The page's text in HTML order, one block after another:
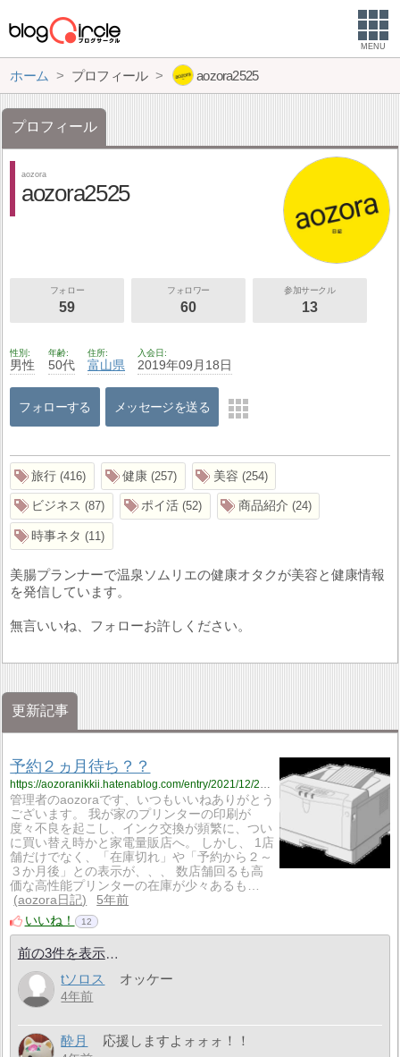
MENU
ホーム プロフィール aozora2525
プロフィール
aozora
aozora2525
フォロー
59
フォロワー
60
参加サークル
13
性別
男性
年齢
50代
住所
富山県
入会日
2019年09月18日
フォローする メッセージを送る
旅行 416 健康 257 美容 254
ビジネス 87 ポイ活 52 商品紹介 24
時事ネタ 11
美腸プランナーで温泉ソムリエの健康オタクが美容と健康情報
を発信しています。
無言いいね、フォローお許しください。
更新記事
予約２ヵ月待ち？？
https://aozoranikkii.hatenablog.com/entry/2021/12/22/175540
管理者のaozoraです、いつもいいねありがとう
ございます。 我が家のプリンターの印刷が
度々不良を起こし、インク交換が頻繁に、つい
に買い替え時かと家電量販店へ。 しかし、 1店
舗だけでなく、「在庫切れ」や「予約から２～
３か月後」との表示が、、、 数店舗回るも高
価な高性能プリンターの在庫が少々あるも…
aozora日記
5年前
いいね！
12
前の3件を表示
tソロス
オッケー
4年前
酔月 応援しますよォォォ！！